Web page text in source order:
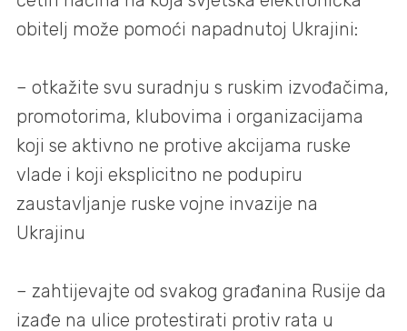
obitelj može pomoći napadnutoj Ukrajini:
– otkažite svu suradnju s ruskim izvođačima,
promotorima, klubovima i organizacijama
koji se aktivno ne protive akcijama ruske
vlade i koji eksplicitno ne podupiru
zaustavljanje ruske vojne invazije na
Ukrajinu
– zahtijevajte od svakog građanina Rusije da
izađe na ulice protestirati protiv rata u